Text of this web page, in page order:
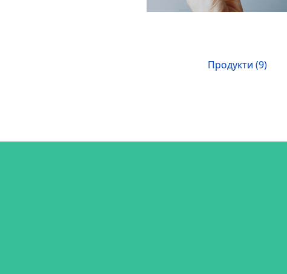
Продукти (9)